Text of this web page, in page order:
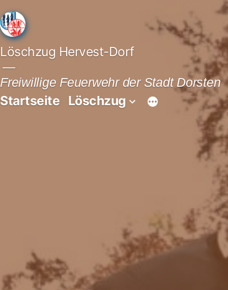
Löschzug Hervest-Dorf
Freiwillige Feuerwehr der Stadt Dorsten
Startseite Löschzug